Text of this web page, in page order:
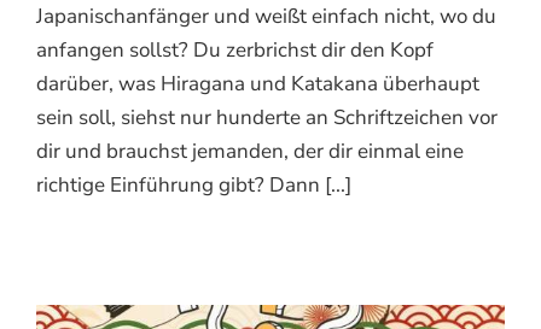
Japanischanfänger und weißt einfach nicht, wo du
anfangen sollst? Du zerbrichst dir den Kopf
darüber, was Hiragana und Katakana überhaupt
sein soll, siehst nur hunderte an Schriftzeichen vor
dir und brauchst jemanden, der dir einmal eine
richtige Einführung gibt? Dann [...]